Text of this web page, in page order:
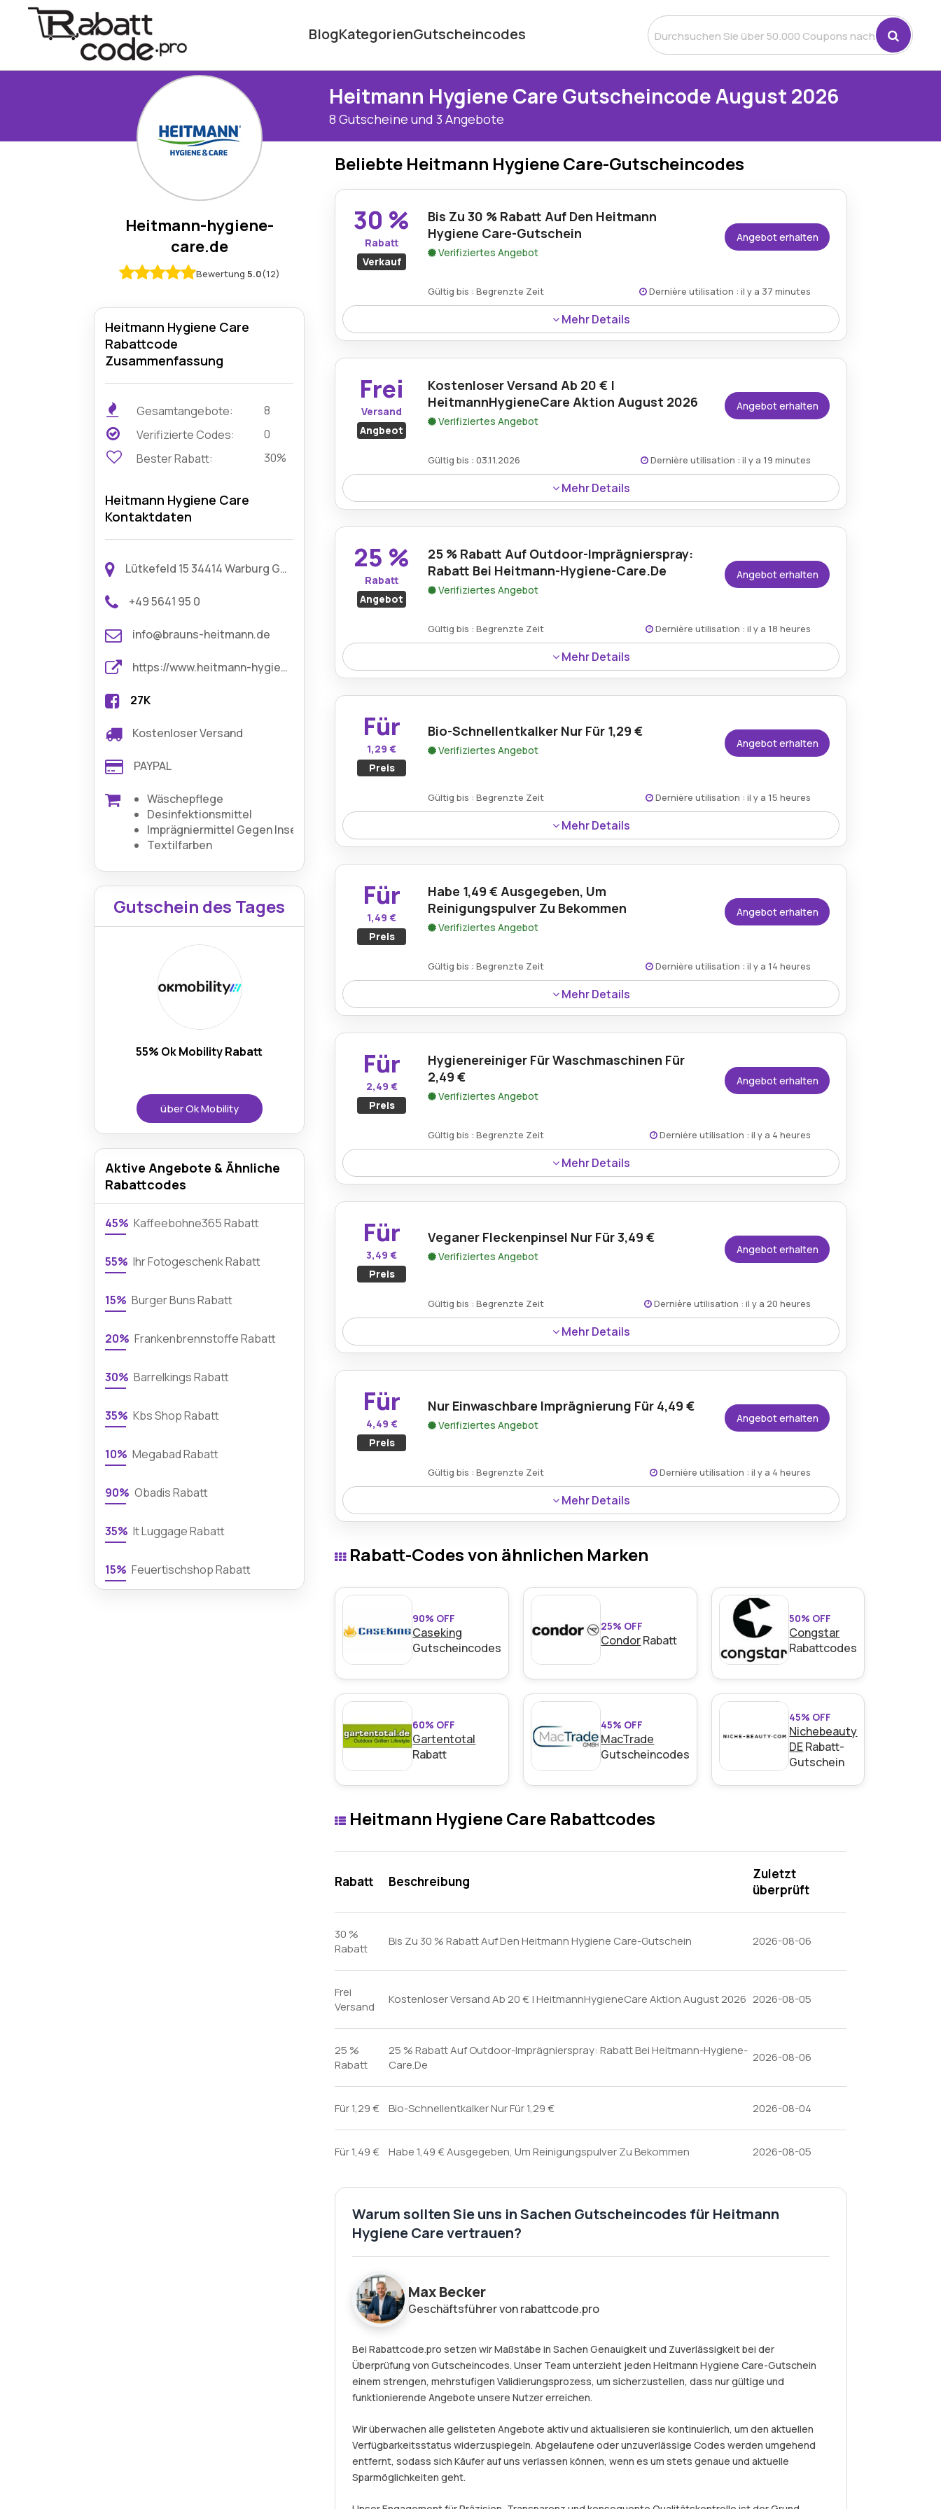
BlogKategorienGutscheincodes
Heitmann Hygiene Care Gutscheincode August 2026
8 Gutscheine und 3 Angebote
Beliebte Heitmann Hygiene Care-Gutscheincodes
30 %
Rabatt
Verkauf
Bis Zu 30 % Rabatt Auf Den Heitmann
Hygiene Care-Gutschein
Verifiziertes Angebot
Angebot erhalten
Gültig bis : Begrenzte Zeit Dernière utilisation : il y a 37 minutes
Mehr Details
Bis zu 30 % Rabatt auf ausgewählte Produkte mit dem Heitmann Hygiene Care Gutschein, mit
dem Sie bei Hygiene- und Reinigungsprodukten sparen können.
Frei
Versand
Angbeot
Kostenloser Versand Ab 20 € |
HeitmannHygieneCare Aktion August 2026
Verifiziertes Angebot
Angebot erhalten
Gültig bis : 03.11.2026 Dernière utilisation : il y a 19 minutes
Mehr Details
Kostenloser Versand ab 20 €, damit Sie Ihre bevorzugten Reinigungsutensilien günstiger bestellen
können.
25 %
Rabatt
Angebot
25 % Rabatt Auf Outdoor-Imprägnierspray:
Rabatt Bei Heitmann-Hygiene-Care.De
Verifiziertes Angebot
Angebot erhalten
Gültig bis : Begrenzte Zeit Dernière utilisation : il y a 18 heures
Mehr Details
25 % Rabatt auf Outdoor-Imprägnierspray, perfekt zum Schutz Ihrer Outdoor-Ausrüstung und -
Textilien.
Für
1,29 €
Preis
Bio-Schnellentkalker Nur Für 1,29 €
Verifiziertes Angebot
Angebot erhalten
Gültig bis : Begrenzte Zeit Dernière utilisation : il y a 15 heures
Mehr Details
Bio-Quick-Entkalker für nur 1,29 €, ein toller Preis, um Ihre Geräte in Topzustand zu halten.
Für
1,49 €
Preis
Habe 1,49 € Ausgegeben, Um
Reinigungspulver Zu Bekommen
Verifiziertes Angebot
Angebot erhalten
Gültig bis : Begrenzte Zeit Dernière utilisation : il y a 14 heures
Mehr Details
Reinigungspulver für 1,49 €, eine effektive Lösung für Ihre täglichen Reinigungsaufgaben.
Für
2,49 €
Preis
Hygienereiniger Für Waschmaschinen Für
2,49 €
Verifiziertes Angebot
Angebot erhalten
Gültig bis : Begrenzte Zeit Dernière utilisation : il y a 4 heures
Mehr Details
Waschmaschinen-Hygienereiniger für 2,49 €, ideal, um Ihre Waschmaschine frisch und sauber zu
halten.
Für
3,49 €
Preis
Veganer Fleckenpinsel Nur Für 3,49 €
Verifiziertes Angebot
Angebot erhalten
Gültig bis : Begrenzte Zeit Dernière utilisation : il y a 20 heures
Mehr Details
Vegane Fleckenbürste für nur 3,49 €, eine umweltfreundliche Option zum Entfernen hartnäckiger
Flecken.
Für
4,49 €
Preis
Nur Einwaschbare Imprägnierung Für 4,49 €
Verifiziertes Angebot
Angebot erhalten
Gültig bis : Begrenzte Zeit Dernière utilisation : il y a 4 heures
Mehr Details
Einwasch-Imprägnierer für 4,49 €, eine erschwingliche Lösung zum Schutz Ihrer Kleidung und
Rabatt-Codes von ähnlichen Marken
90% OFF
Caseking
Gutscheincodes
25% OFF
CondorRabatt
50% OFF
Congstar
Rabattcodes
60% OFF
Gartentotal
Rabatt
45% OFF
MacTrade
Gutscheincodes
45% OFF
Nichebeauty
DERabatt-
Gutschein
Heitmann Hygiene Care Rabattcodes
Rabatt Beschreibung
Zuletzt
überprüft
30 %
Rabatt
Bis Zu 30 % Rabatt Auf Den Heitmann Hygiene Care-Gutschein 2026-08-06
Frei
Versand
Kostenloser Versand Ab 20 € | HeitmannHygieneCare Aktion August 2026 2026-08-05
25 %
Rabatt
25 % Rabatt Auf Outdoor-Imprägnierspray: Rabatt Bei Heitmann-Hygiene-
Care.De
2026-08-06
Für 1,29 € Bio-Schnellentkalker Nur Für 1,29 € 2026-08-04
Für 1,49 € Habe 1,49 € Ausgegeben, Um Reinigungspulver Zu Bekommen 2026-08-05
Warum sollten Sie uns in Sachen Gutscheincodes für Heitmann
Hygiene Care vertrauen?
Max Becker
Geschäftsführer von rabattcode.pro
Bei Rabattcode.pro setzen wir Maßstäbe in Sachen Genauigkeit und Zuverlässigkeit bei der
Überprüfung von Gutscheincodes. Unser Team unterzieht jeden Heitmann Hygiene Care-Gutschein
einem strengen, mehrstufigen Validierungsprozess, um sicherzustellen, dass nur gültige und
funktionierende Angebote unsere Nutzer erreichen.
Wir überwachen alle gelisteten Angebote aktiv und aktualisieren sie kontinuierlich, um den aktuellen
Verfügbarkeitsstatus widerzuspiegeln. Abgelaufene oder unzuverlässige Codes werden umgehend
entfernt, sodass sich Käufer auf uns verlassen können, wenn es um stets genaue und aktuelle
Sparmöglichkeiten geht.
Heitmann-hygiene-
care.de
Bewertung 5.0(12)
Heitmann Hygiene Care
Rabattcode
Zusammenfassung
Gesamtangebote:
8
Verifizierte Codes:
0
Bester Rabatt:
30%
Heitmann Hygiene Care
Kontaktdaten
Lütkefeld 15 34414 Warburg Germany
+49 5641 95 0
info@brauns-heitmann.de
https://www.heitmann-hygiene-care.de/
27K
Kostenloser Versand
PAYPAL
Wäschepflege
Desinfektionsmittel
Imprägniermittel Gegen Insekten
Textilfarben
Gutschein des Tages
55% Ok Mobility Rabatt
über Ok Mobility
Aktive Angebote & Ähnliche
Rabattcodes
45% Kaffeebohne365 Rabatt
55% Ihr Fotogeschenk Rabatt
15% Burger Buns Rabatt
20% Frankenbrennstoffe Rabatt
30% Barrelkings Rabatt
35% Kbs Shop Rabatt
10% Megabad Rabatt
90% Obadis Rabatt
35% It Luggage Rabatt
15% Feuertischshop Rabatt